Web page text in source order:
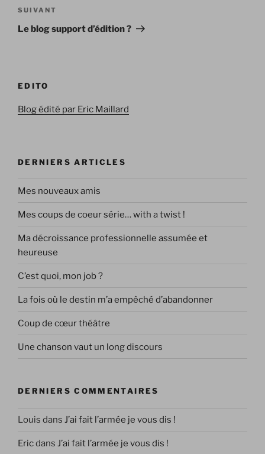
Article
suivant
SUIVANT
Le blog support d’édition ?
EDITO
Blog édité par Eric Maillard
DERNIERS ARTICLES
Mes nouveaux amis
Mes coups de coeur série… with a twist !
Ma décroissance professionnelle assumée et
heureuse
C’est quoi, mon job ?
La fois où le destin m’a empêché d’abandonner
Coup de cœur théâtre
Une chanson vaut un long discours
DERNIERS COMMENTAIRES
Louis dans J’ai fait l’armée je vous dis !
Ericdans J’ai fait l’armée je vous dis !